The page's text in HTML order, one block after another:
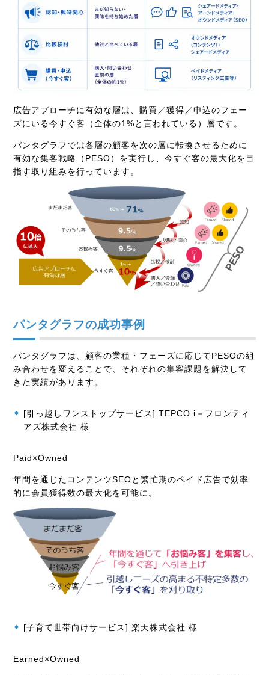
広告アプローチに有効な層は、購買／獲得／申込のフェー
ズにいる今すぐ客（全体の1%と言われている）層です。
パンタグラフでは各層の顧客を次の層に転換させるために
有効な集客戦略（PESO）を実行し、今すぐ客の最大化を目
指す取り組みを行っています。
パンタグラフの成功事例
パンタグラフは、顧客の業種・フェーズに応じてPESOの組
み合わせを変えることで、それぞれの集客課題を解決して
きた実績があります。
[引っ越しワンストップサービス] TEPCO i－フロンティ
アズ株式会社 様
Paid×Owned
年間を通じたコンテンツSEOと繁忙期のペイド広告で効率
的に会員獲得数の最大化を可能に。
[子育て世帯向けサービス] 楽天株式会社 様
Earned×Owned